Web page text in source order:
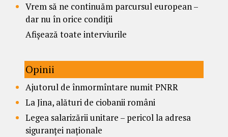
Vrem să ne continuăm parcursul european –
dar nu în orice condiții
Afișează toate interviurile
Opinii
Ajutorul de înmormîntare numit PNRR
La Jina, alături de ciobanii români
Legea salarizării unitare – pericol la adresa
siguranței naționale